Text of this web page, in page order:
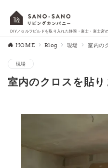
DIY／セルフビルドを取り入れた静岡・富士・富士宮
HOME Blog 現場 室内の
現場
室内のクロスを貼り